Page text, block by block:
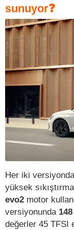
sunuyor❓
Her iki
yüksek
evo2 motor
versiyonunda
değerler 45 TFSI